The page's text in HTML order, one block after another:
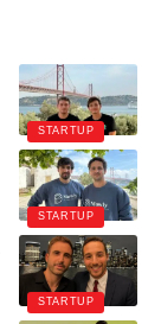
STARTUP
STARTUP
STARTUP